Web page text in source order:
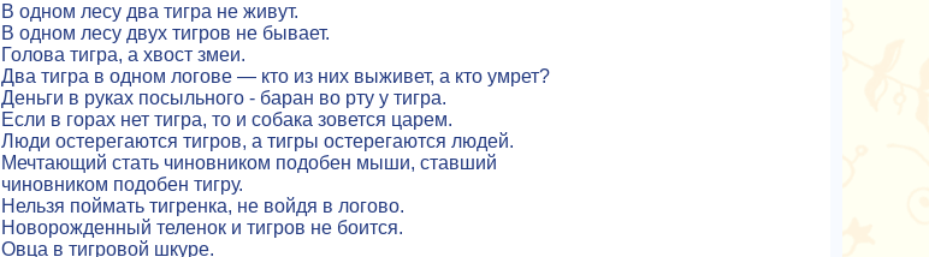
В одном лесу два тигра не живут.
В одном лесу двух тигров не бывает.
Голова тигра, а хвост змеи.
Два тигра в одном логове — кто из них выживет, а кто умрет?
Деньги в руках посыльного - баран во рту у тигра.
Если в горах нет тигра, то и собака зовется царем.
Люди остерегаются тигров, а тигры остерегаются людей.
Мечтающий стать чиновником подобен мыши, ставший
чиновником подобен тигру.
Нельзя поймать тигренка, не войдя в логово.
Новорожденный теленок и тигров не боится.
Овца в тигровой шкуре.